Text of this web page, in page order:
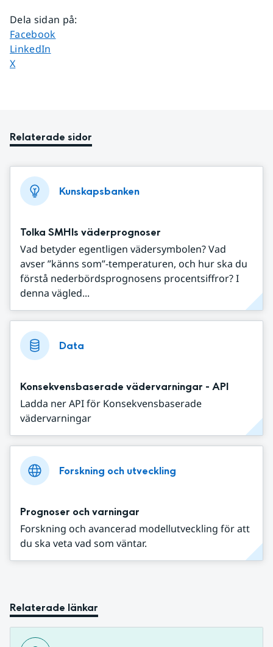
Dela sidan på:
Dela sidan på
Facebook
Dela sidan på
LinkedIn
Dela sidan på
X
Relaterade sidor
Kunskapsbanken
Tolka SMHIs väderprognoser
Vad betyder egentligen vädersymbolen? Vad
avser ”känns som”-temperaturen, och hur ska du
förstå nederbördsprognosens procentsiffror? I
denna vägled...
Data
Konsekvensbaserade vädervarningar - API
Ladda ner API för Konsekvensbaserade
vädervarningar
Forskning och utveckling
Prognoser och varningar
Forskning och avancerad modellutveckling för att
du ska veta vad som väntar.
Relaterade länkar